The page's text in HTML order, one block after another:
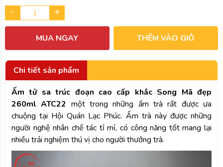
- +
MUA NGAY THÊM VÀO GIỎ
Chi tiết sản phẩm
Ấm tử sa trúc đoạn cao cấp khắc Song Mã đẹp
260ml ATC22 một trong những ấm trà rất được ưa
chuộng tại Hội Quán Lạc Phúc. Ấm trà này được những
người nghệ nhân chế tác tỉ mỉ, có công năng tốt mang lại
nhiều trải nghiệm thú vị cho người thưởng trà.